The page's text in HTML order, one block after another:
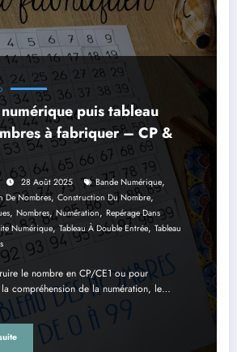
puis tableau
à fabriquer – CP &
28 Août 2025 Bande Numérique,
De Nombres, Construction Du Nombre,
, Nombres,Numération, Repérage Dans
Numérique, Tableau À Double Entrée, Tableau
le nombre en CP/CE1 ou pour
compréhension de la numération, le…